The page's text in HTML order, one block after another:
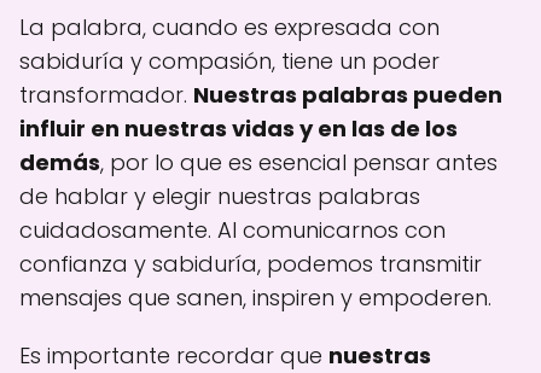
La palabra, cuando es expresada con
sabiduría y compasión, tiene un poder
transformador. Nuestras palabras pueden
influir en nuestras vidas y en las de los
demás, por lo que es esencial pensar antes
de hablar y elegir nuestras palabras
cuidadosamente. Al comunicarnos con
confianza y sabiduría, podemos transmitir
mensajes que sanen, inspiren y empoderen.
Es importante recordar que nuestras